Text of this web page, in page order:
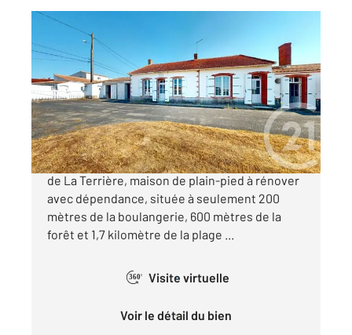
LA TRANCHE SUR MER 85
87,95 m2 , 4 pièces
Ref : 3148
Maison à vendre
259 900 €
À vendre à La Tranche sur Mer, dans le quartier
de La Terrière, maison de plain-pied à rénover
avec dépendance, située à seulement 200
mètres de la boulangerie, 600 mètres de la
forêt et 1,7 kilomètre de la plage ...
360° Visite virtuelle
Voir le détail du bien